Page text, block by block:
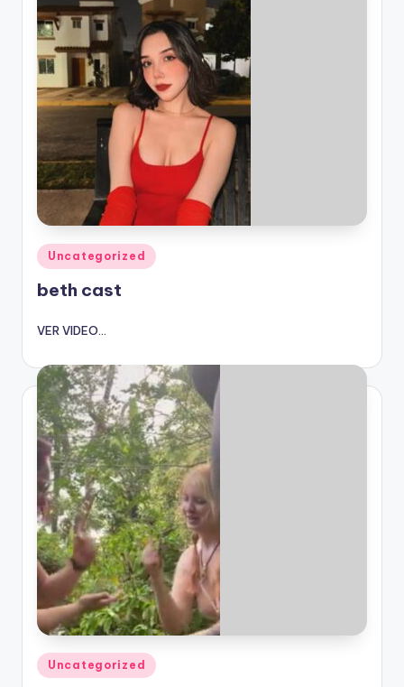
Publicado
en
Uncategorized
beth cast
VER VIDEO...
Publicado
en
Uncategorized